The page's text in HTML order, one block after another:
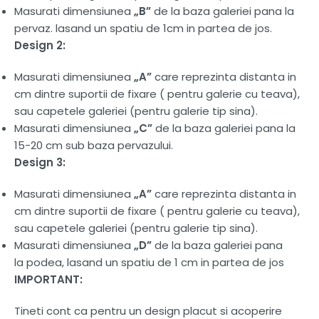
Masurati dimensiunea „B”de la baza galeriei pana la
pervaz. lasand un spatiu de 1cm in partea de jos.
Design 2:
Masurati dimensiunea „A”care reprezinta distanta in
cm dintre suportii de fixare ( pentru galerie cu teava),
sau capetele galeriei (pentru galerie tip sina).
Masurati dimensiunea „C”de la baza galeriei pana la
15-20 cm sub baza pervazului.
Design 3:
Masurati dimensiunea „A”care reprezinta distanta in
cm dintre suportii de fixare ( pentru galerie cu teava),
sau capetele galeriei (pentru galerie tip sina).
Masurati dimensiunea „D”de la baza galeriei pana
la podea, lasand un spatiu de 1 cm in partea de jos
IMPORTANT:
Tineti cont ca pentru un design placut si acoperire